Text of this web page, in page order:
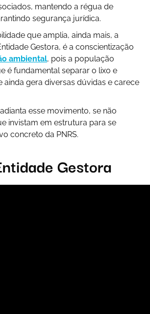
mantendo a régua de
segurança jurídica.
que amplia, ainda mais, a
Gestora, é a conscientização
ambiental, pois a população
é fundamental separar o lixo e
ainda gera diversas dúvidas e carece
esse movimento, se não
invistam em estrutura para se
concreto da PNRS.
Gestora